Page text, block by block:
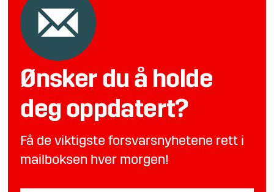
Ønsker du å holde
deg oppdatert?
Få de viktigste forsvarsnyhetene rett i
mailboksen hver morgen!